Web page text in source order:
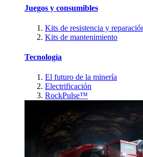
Juegos y consumibles
Kits de resistencia y
Kits de mantenimiento
Tecnología
El futuro de la minería
Electrificación
RockPulse™